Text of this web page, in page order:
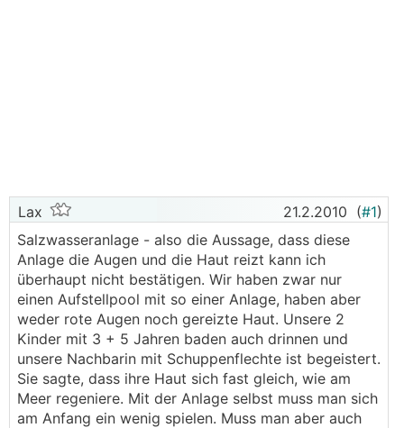
Lax 21.2.2010 (#1)
Salzwasseranlage - also die Aussage, dass diese
Anlage die Augen und die Haut reizt kann ich
überhaupt nicht bestätigen. Wir haben zwar nur
einen Aufstellpool mit so einer Anlage, haben aber
weder rote Augen noch gereizte Haut. Unsere 2
Kinder mit 3 + 5 Jahren baden auch drinnen und
unsere Nachbarin mit Schuppenflechte ist begeistert.
Sie sagte, dass ihre Haut sich fast gleich, wie am
Meer regeniere. Mit der Anlage selbst muss man sich
am Anfang ein wenig spielen. Muss man aber auch